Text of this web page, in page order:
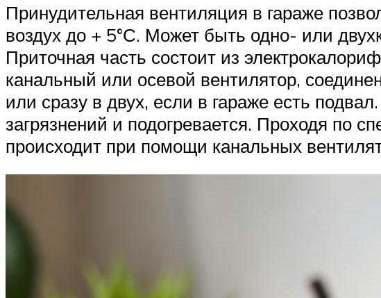
Принудительная вентиляция в гараже
воздух до + 5°С. Может быть одно- или
Приточная часть состоит из
канальный или осевой вентилятор,
или сразу в двух, если в гараже есть
загрязнений и подогревается. Проходя по
происходит при помощи канальных